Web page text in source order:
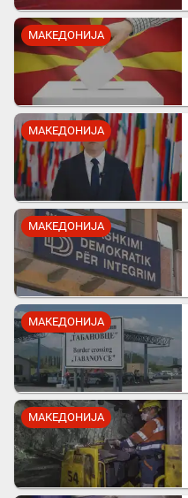
МАКЕДОНИЈА
МАКЕДОНИЈА
МАКЕДОНИЈА
МАКЕДОНИЈА
МАКЕДОНИЈА